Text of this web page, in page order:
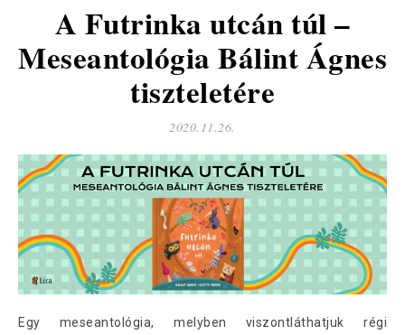
A Futrinka utcán túl –
Meseantológia Bálint Ágnes
tiszteletére
2020.11.26.
Egy meseantológia, melyben viszontláthatjuk régi